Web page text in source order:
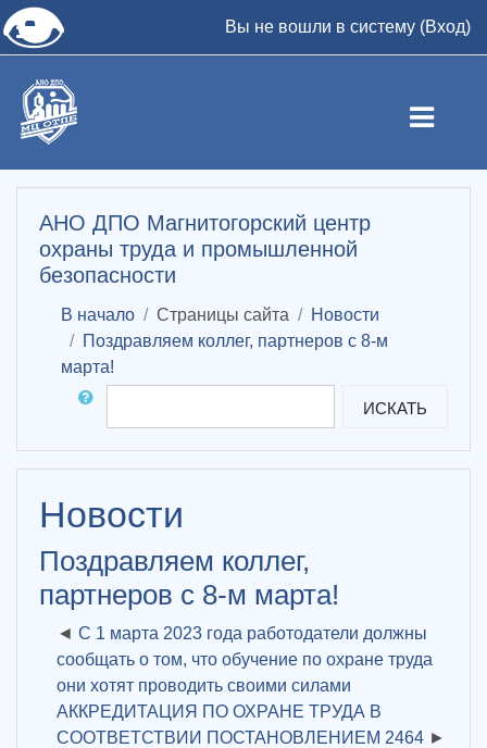
👁 Вы не вошли в систему (Вход)
АНО ДПО Магнитогорский центр
охраны труда и промышленной
безопасности
В начало Страницы сайта
Новости
Поздравляем коллег, партнеров с 8-м
марта!
Поиск по форумам
ИСКАТЬ
Новости
Поздравляем коллег,
партнеров с 8-м марта!
С 1 марта 2023 года работодатели должны
сообщать о том, что обучение по охране труда
они хотят проводить своими силами
АККРЕДИТАЦИЯ ПО ОХРАНЕ ТРУДА В
СООТВЕТСТВИИ ПОСТАНОВЛЕНИЕМ 2464